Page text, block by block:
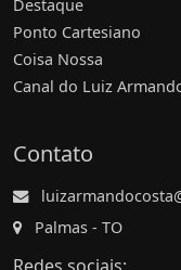
Destaque
Ponto Cartesiano
Coisa Nossa
Canal do Luiz
Contato
Palmas - TO